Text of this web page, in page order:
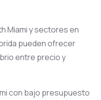
Miami y sectores en
pueden ofrecer
entre precio y
con bajo presupuesto